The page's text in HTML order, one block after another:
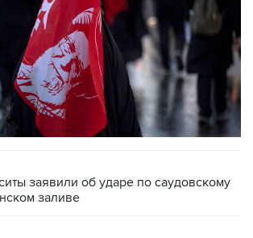
заявили об ударе по саудовскому
заливе